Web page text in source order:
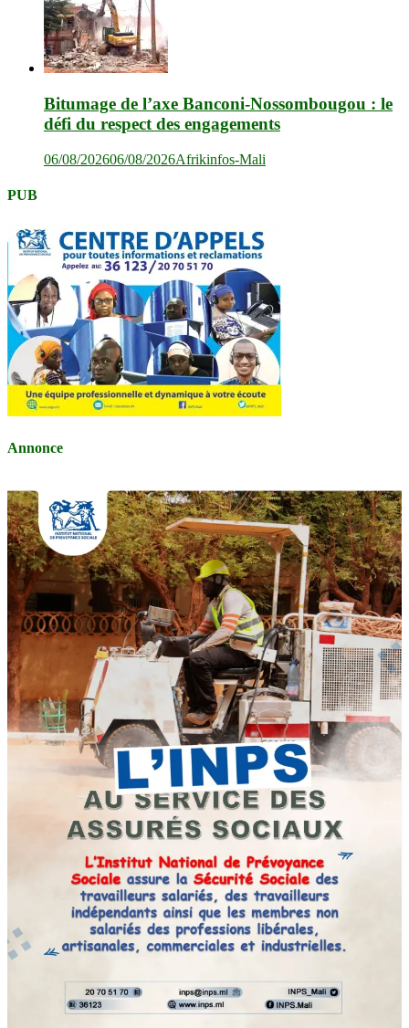
Bitumage de l’axe Banconi-Nossombougou : le
défi du respect des engagements
06/08/202606/08/2026Afrikinfos-Mali
PUB
Annonce